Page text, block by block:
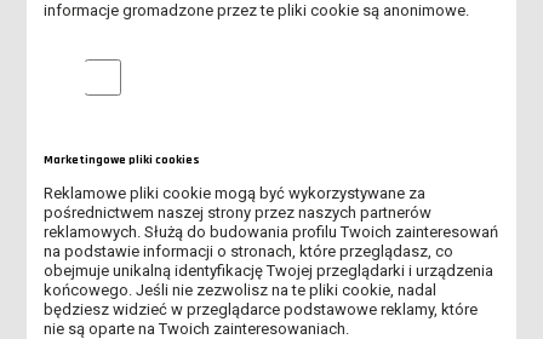
wolontariatu.pdf (pdf, 315.14K)
Formularz zgłoszeniowy do
warsztaty, kursy, webinaria.docx
(docx, 283.56K)
informacje gromadzone przez te pliki cookie są anonimowe.
Analityczne pliki cookie
Marketingowe pliki cookies
Reklamowe pliki cookie mogą być wykorzystywane za
pośrednictwem naszej strony przez naszych partnerów
reklamowych. Służą do budowania profilu Twoich zainteresowań
na podstawie informacji o stronach, które przeglądasz, co
obejmuje unikalną identyfikację Twojej przeglądarki i urządzenia
końcowego. Jeśli nie zezwolisz na te pliki cookie, nadal
będziesz widzieć w przeglądarce podstawowe reklamy, które
nie są oparte na Twoich zainteresowaniach.